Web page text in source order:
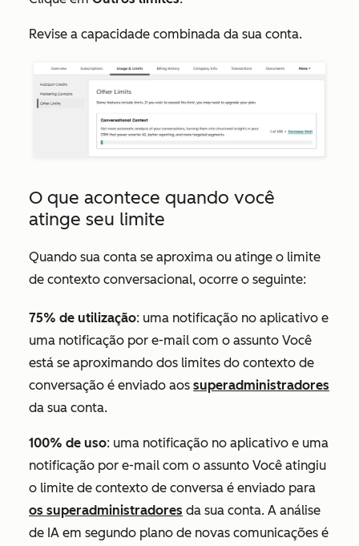
Revise a capacidade combinada da sua conta.
O que acontece quando você
atinge seu limite
Quando sua conta se aproxima ou atinge o limite
de contexto conversacional, ocorre o seguinte:
75% de utilização: uma notificação no aplicativo e
uma notificação por e-mail com o assunto Você
está se aproximando dos limites do contexto de
conversação é enviado aos superadministradores
da sua conta.
100% de uso: uma notificação no aplicativo e uma
notificação por e-mail com o assunto Você atingiu
o limite de contexto de conversa é enviado para
os superadministradores da sua conta. A análise
de IA em segundo plano de novas comunicações é